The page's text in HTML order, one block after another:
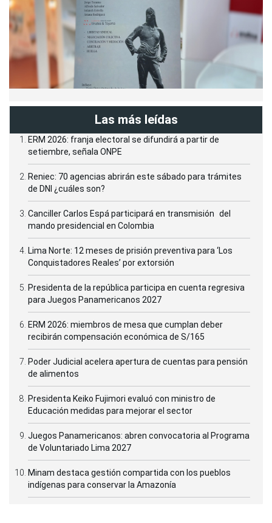
Las más leídas
ERM 2026: franja electoral se difundirá a partir de
setiembre, señala ONPE
Reniec: 70 agencias abrirán este sábado para trámites
de DNI ¿cuáles son?
Canciller Carlos Espá participará en transmisión del
mando presidencial en Colombia
Lima Norte: 12 meses de prisión preventiva para ‘Los
Conquistadores Reales’ por extorsión
Presidenta de la república participa en cuenta regresiva
para Juegos Panamericanos 2027
ERM 2026: miembros de mesa que cumplan deber
recibirán compensación económica de S/165
Poder Judicial acelera apertura de cuentas para pensión
de alimentos
Presidenta Keiko Fujimori evaluó con ministro de
Educación medidas para mejorar el sector
Juegos Panamericanos: abren convocatoria al Programa
de Voluntariado Lima 2027
Minam destaca gestión compartida con los pueblos
indígenas para conservar la Amazonía